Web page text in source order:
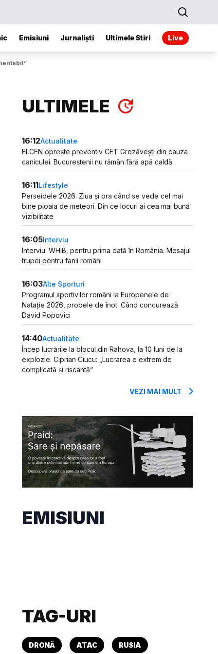
Emisiuni Jurnaliști Ultimele Stiri Live
ULTIMELE
16:12Actualitate
ELCEN oprește preventiv CET Grozăvești din cauza
caniculei. Bucureștenii nu rămân fără apă caldă
16:11Lifestyle
Perseidele 2026. Ziua și ora când se vede cel mai
bine ploaia de meteori. Din ce locuri ai cea mai bună
vizibilitate
16:05Interviu
Interviu. WHIB, pentru prima dată în România. Mesajul
trupei pentru fanii români
16:03Alte Sporturi
Programul sportivilor români la Europenele de
Natație 2026, probele de înot. Când concurează
David Popovici
14:40Actualitate
Încep lucrările la blocul din Rahova, la 10 luni de la
explozie. Ciprian Ciucu: „Lucrarea e extrem de
complicată și riscantă”
VEZI MAI MULT
EMISIUNI
TAG-URI
DRONĂ ATAC RUSIA